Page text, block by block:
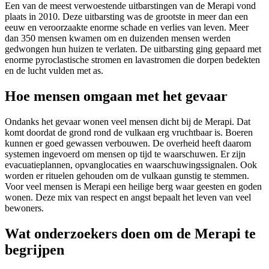
Een van de meest verwoestende uitbarstingen van de Merapi vond
plaats in 2010. Deze uitbarsting was de grootste in meer dan een
eeuw en veroorzaakte enorme schade en verlies van leven. Meer
dan 350 mensen kwamen om en duizenden mensen werden
gedwongen hun huizen te verlaten. De uitbarsting ging gepaard met
enorme pyroclastische stromen en lavastromen die dorpen bedekten
en de lucht vulden met as.
Hoe mensen omgaan met het gevaar
Ondanks het gevaar wonen veel mensen dicht bij de Merapi. Dat
komt doordat de grond rond de vulkaan erg vruchtbaar is. Boeren
kunnen er goed gewassen verbouwen. De overheid heeft daarom
systemen ingevoerd om mensen op tijd te waarschuwen. Er zijn
evacuatieplannen, opvanglocaties en waarschuwingssignalen. Ook
worden er rituelen gehouden om de vulkaan gunstig te stemmen.
Voor veel mensen is Merapi een heilige berg waar geesten en goden
wonen. Deze mix van respect en angst bepaalt het leven van veel
bewoners.
Wat onderzoekers doen om de Merapi te
begrijpen